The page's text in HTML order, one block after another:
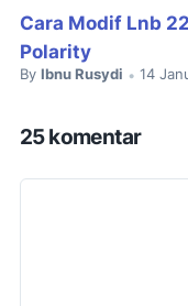
Cara Modif Lnb
Polarity
By Ibnu Rusydi • 14
25 komentar